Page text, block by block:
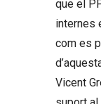
que el
internes
com es
Vicent